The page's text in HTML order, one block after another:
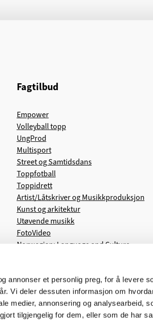
annonser et personlig preg, for å levere
Vi deler dessuten informasjon om
medier, annonsering og analysearbeid,
tilgjengelig for dem, eller som de har
Fagtilbud
Empower
Volleyball topp
UngProd
Multisport
Street og Samtidsdans
Toppfotball
Toppidrett
Artist/Låtskriver og Musikkproduksjon
Kunst og arkitektur
Utøvende musikk
FotoVideo
Norwegian: Language and Culture